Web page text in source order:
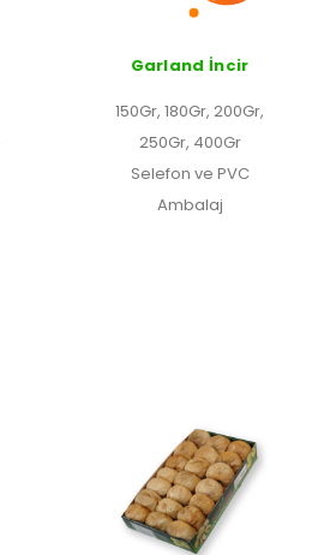
Garland İncir
150Gr, 180Gr, 200Gr,
250Gr, 400Gr
Selefon ve PVC
Ambalaj